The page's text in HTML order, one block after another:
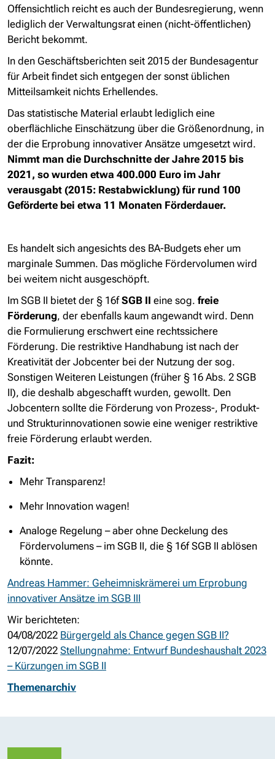
Offensichtlich reicht es auch der Bundesregierung, wenn
lediglich der Verwaltungsrat einen (nicht-öffentlichen)
Bericht bekommt.
In den Geschäftsberichten seit 2015 der Bundesagentur
für Arbeit findet sich entgegen der sonst üblichen
Mitteilsamkeit nichts Erhellendes.
Das statistische Material erlaubt lediglich eine
oberflächliche Einschätzung über die Größenordnung, in
der die Erprobung innovativer Ansätze umgesetzt wird.
Nimmt man die Durchschnitte der Jahre 2015 bis
2021, so wurden etwa 400.000 Euro im Jahr
verausgabt (2015: Restabwicklung) für rund 100
Geförderte bei etwa 11 Monaten Förderdauer.
Es handelt sich angesichts des BA-Budgets eher um
marginale Summen. Das mögliche Fördervolumen wird
bei weitem nicht ausgeschöpft.
Im SGB II bietet der § 16fSGB II eine sog. freie
Förderung, der ebenfalls kaum angewandt wird. Denn
die Formulierung erschwert eine rechtssichere
Förderung. Die restriktive Handhabung ist nach der
Kreativität der Jobcenter bei der Nutzung der sog.
Sonstigen Weiteren Leistungen (früher § 16 Abs. 2 SGB
II), die deshalb abgeschafft wurden, gewollt. Den
Jobcentern sollte die Förderung von Prozess-, Produkt-
und Strukturinnovationen sowie eine weniger restriktive
freie Förderung erlaubt werden.
Fazit:
Mehr Transparenz!
Mehr Innovation wagen!
Analoge Regelung – aber ohne Deckelung des
Fördervolumens – im SGB II, die § 16f SGB II ablösen
könnte.
Andreas Hammer: Geheimniskrämerei um Erprobung
innovativer Ansätze im SGB III
Wir berichteten:
04/08/2022 Bürgergeld als Chance gegen SGB II?
12/07/2022 Stellungnahme: Entwurf Bundeshaushalt 2023
– Kürzungen im SGB II
Themenarchiv